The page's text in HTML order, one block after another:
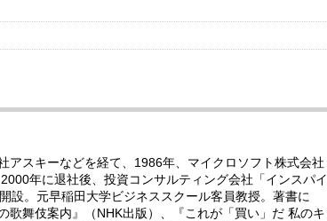
アスキーなどを経て、1986年、マイクロソフト株式会社
年に退社後、投資コンサルティング会社「インスパイ
設。元早稲田大学ビジネススクール客員教授。著書に
歌舞伎案内』（NHK出版）、『これが「買い」だ 私のキ